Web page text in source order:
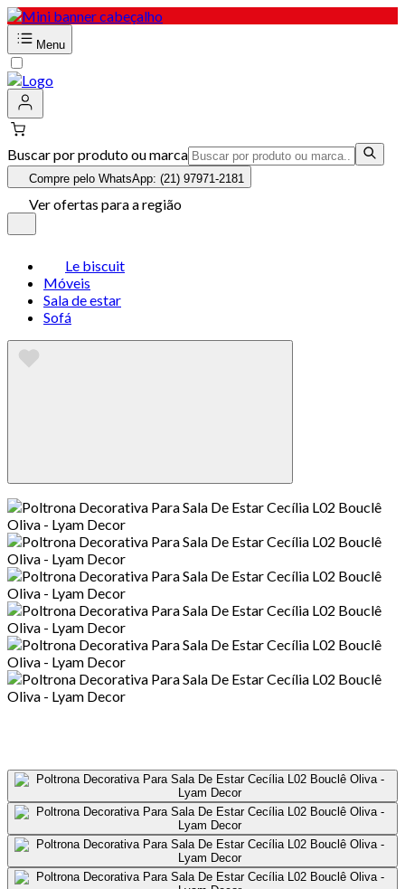
Menu
Buscar por produto ou marca
Compre pelo WhatsApp: (21) 97971-2181
Ver ofertas para a região
Le biscuit
Móveis
Sala de estar
Sofá